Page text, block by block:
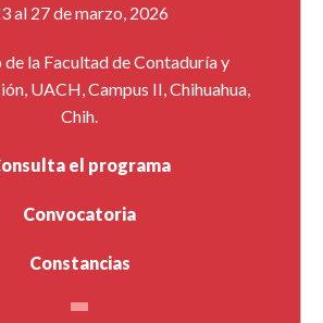
al 27 de marzo, 2026
de la Facultad de Contaduría y
UACH, Campus II, Chihuahua,
Chih.
el programa
Convocatoria
Constancias